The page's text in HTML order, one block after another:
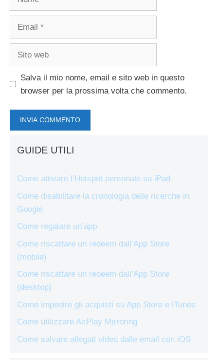
Email
Sito
Salva il mio nome, email e sito web in questo
browser per la prossima volta che commento.
GUIDE UTILI
Come attivare l’Hotspot personale su iPad
Come disabilitare la cronologia delle ricerche in
Google
Come regalare un’app
Come riscattare un redeem dall’App Store
(mobile)
Come riscattare un redeem dall’App Store
(desktop)
Come impedire gli acquisti su App Store e iTunes
Come utilizzare AirPlay Mirroring
Come salvare allegati video dalle email con iOS